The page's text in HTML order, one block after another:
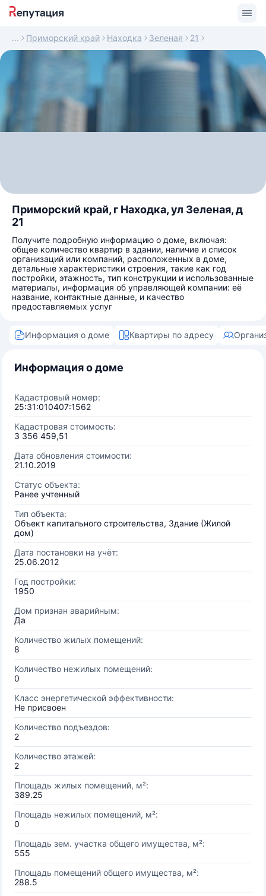
Приморский край Находка Зеленая 21
Приморский край, г Находка, ул Зеленая, д
21
Получите подробную информацию о доме, включая:
общее количество квартир в здании, наличие и список
организаций или компаний, расположенных в доме,
детальные характеристики строения, такие как год
постройки, этажность, тип конструкции и использованные
материалы, информация об управляющей компании: её
название, контактные данные, и качество
предоставляемых услуг
Информация о доме Квартиры по адресу
Информация о доме
Кадастровый номер:
25:31:010407:1562
Кадастровая стоимость:
3 356 459,51
Дата обновления стоимости:
21.10.2019
Статус объекта:
Ранее учтенный
Тип объекта:
Объект капитального строительства, Здание (Жилой
дом)
Дата постановки на учёт:
25.06.2012
Год постройки:
1950
Дом признан аварийным:
Да
Количество жилых помещений:
8
Количество нежилых помещений:
0
Класс энергетической эффективности:
Не присвоен
Количество подъездов:
2
Количество этажей:
2
Площадь жилых помещений, м²:
389.25
Площадь нежилых помещений, м²:
0
Площадь зем. участка общего имущества, м²:
555
Площадь помещений общего имущества, м²:
288.5